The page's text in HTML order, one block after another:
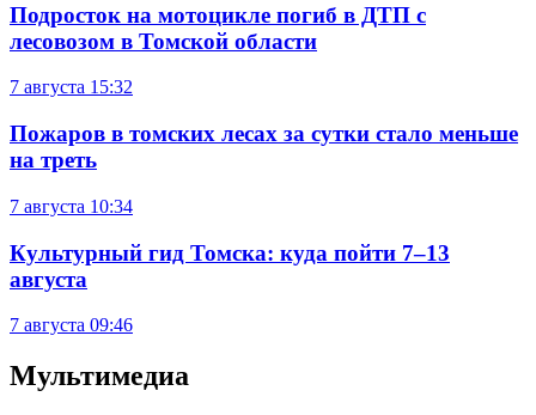
Подросток на мотоцикле погиб в ДТП с
лесовозом в Томской области
7 августа 15:32
Пожаров в томских лесах за сутки стало меньше
на треть
7 августа 10:34
Культурный гид Томска: куда пойти 7–13
августа
7 августа 09:46
Мультимедиа